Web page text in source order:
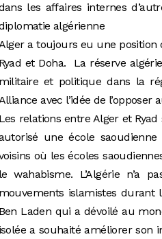
les affaires internes
algérienne
a toujours eu une position
Ryad et Doha. La réserve
militaire et politique dans la
avec l’idée de
Les relations entre Alger et
une école
où les écoles
le wahabisme. L’Algérie n’a
mouvements islamistes durant
Ben Laden qui a dévoilé au
isolée a souhaité améliorer son